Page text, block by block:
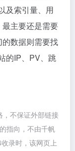
及索引量、用
主要还是需要
数据则需要找
的IP、PV、跳
不保证外部链接
指向，不由千帆
录时，该网页上